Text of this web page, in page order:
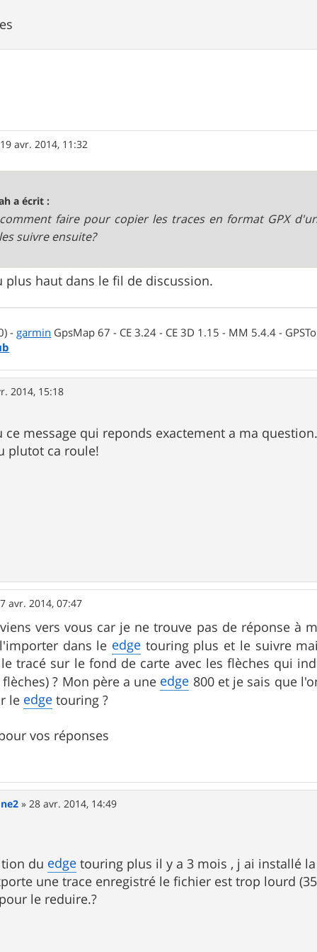
19 avr. 2014, 11:32
a écrit :
faire pour copier les traces en format GPX
suivre ensuite?
plus haut dans le fil de discussion.
- garmin GpsMap 67 - CE 3.24 - CE 3D 1.15 - MM 5.4.4 -
2014, 15:18
ce message qui reponds exactement a ma
plutot ca roule!
avr. 2014, 07:47
vers vous car je ne trouve pas de réponse à
dans le edgetouring plus et le suivre
tracé sur le fond de carte avec les flèches qui
? Mon père a une edge 800 et je sais que
le edge touring ?
vos réponses
» 28 avr. 2014, 14:49
du edge touring plus il y a 3 mois , j ai installé
une trace enregistré le fichier est trop lourd
le reduire.?